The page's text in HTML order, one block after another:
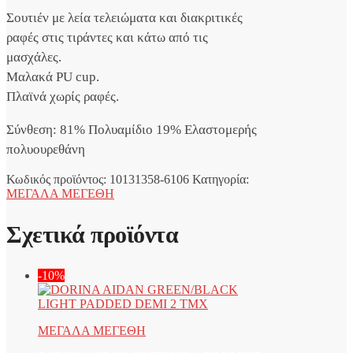
Ενίσχυση
και
Μπανέλες
ποσότητα
Σουτιέν με λεία τελειώματα και διακριτικές
ραφές στις τιράντες και κάτω από τις
μασχάλες.
Μαλακά PU cup.
Πλαϊνά χωρίς ραφές.
Σύνθεση: 81% Πολυαμίδιο 19% Ελαστομερής
πολυουρεθάνη
Κωδικός προϊόντος: 10131358-6106 Κατηγορία:
ΜΕΓΑΛΑ ΜΕΓΕΘΗ
Σχετικά προϊόντα
-10%
ΜΕΓΑΛΑ ΜΕΓΕΘΗ